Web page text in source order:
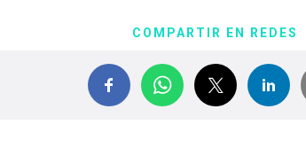
COMPARTIR EN REDES